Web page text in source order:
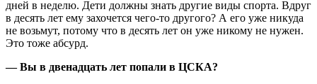
дней в неделю. Дети должны знать другие виды спорта. Вдруг
в десять лет ему захочется чего-то другого? А его уже никуда
не возьмут, потому что в десять лет он уже никому не нужен.
Это тоже абсурд.
— Вы в двенадцать лет попали в ЦСКА?